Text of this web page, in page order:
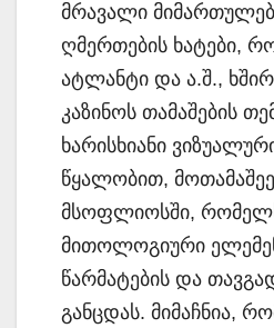
მრავალი
ღმერთების ხატები,
ატლანტი და ა.შ.,
კაზინოს თამაშების
ხარისხიანი
წყალობით,
მსოფლიოსში,
მითოლოგიური
წარმატების და
განცდას. მიმაჩნია,